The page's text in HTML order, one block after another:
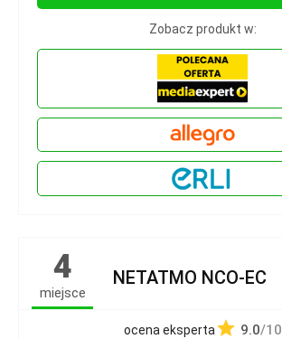
Zobacz produkt w:
4
miejsce
NETATMO NCO-EC
ocena eksperta 9.0/10